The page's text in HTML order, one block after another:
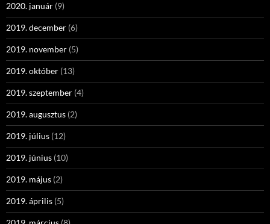
2020. január (9)
2019. december (6)
2019. november (5)
2019. október (13)
2019. szeptember (4)
2019. augusztus (2)
2019. július (12)
2019. június (10)
2019. május (2)
2019. április (5)